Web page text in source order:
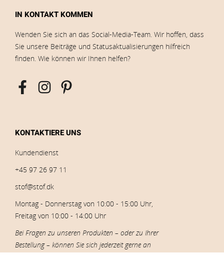
IN KONTAKT KOMMEN
Wenden Sie sich an das Social-Media-Team. Wir hoffen, dass
Sie unsere Beiträge und Statusaktualisierungen hilfreich
finden. Wie können wir Ihnen helfen?
KONTAKTIERE UNS
Kundendienst
+45 97 26 97 11
stof@stof.dk
Montag - Donnerstag von 10:00 - 15:00 Uhr,
Freitag von 10:00 - 14:00 Uhr
Bei Fragen zu unseren Produkten – oder zu Ihrer
Bestellung – können Sie sich jederzeit gerne an